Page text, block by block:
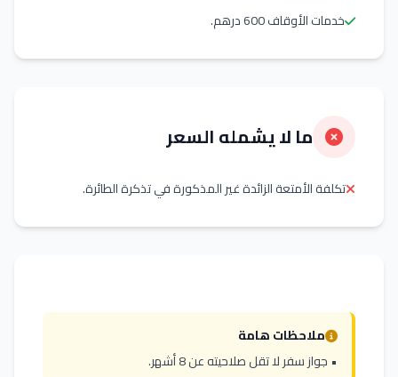
خدمات الأوقاف 600 درهم.
ما لا يشمله السعر
تكلفة الأمتعة الزائدة غير المذكورة في تذكرة الطائرة.
ملاحظات هامة
• جواز سفر لا تقل صلاحيته عن 8 أشهر.